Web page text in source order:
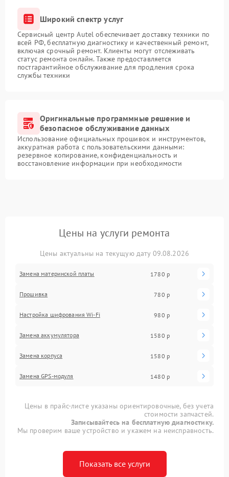
Широкий спектр услуг
Сервисный центр Autel обеспечивает доставку техники по
всей РФ, бесплатную диагностику и качественный ремонт,
включая срочный ремонт. Клиенты могут отслеживать
статус ремонта онлайн. Также предоставляется
постгарантийное обслуживание для продления срока
службы техники
Оригинальные программные решение и
безопасное обслуживание данных
Использование официальных прошивок и инструментов,
аккуратная работа с пользовательскими данными:
резервное копирование, конфиденциальность и
восстановление информации при необходимости
Цены на услуги ремонта
Цены актуальны на текущую дату 09.08.2026
Замена материнской платы 1780 р
Прошивка 780 р
Настройка шифрования Wi-Fi 980 р
Замена аккумулятора 1580 р
Замена корпуса 1580 р
Замена GPS-модуля 1480 р
Цены в прайс-листе указаны ориентировочные, без учета
стоимости запчастей.
Записывайтесь на бесплатную диагностику.
Мы проверим ваше устройство и укажем на неисправность.
Показать все услуги